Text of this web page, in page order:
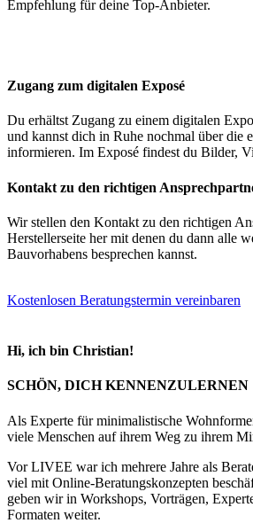
Empfehlung für deine Top-Anbieter.
Zugang zum digitalen Exposé
Du erhältst Zugang zu einem digitalen
und kannst dich in Ruhe nochmal über die
informieren. Im Exposé findest du Bilder,
Kontakt zu den richtigen
Wir stellen den Kontakt zu den richtigen
Herstellerseite her mit denen du dann alle
Bauvorhabens besprechen kannst.
Kostenlosen Beratungstermin vereinbaren
Hi, ich bin Christian!
SCHÖN, DICH KENNENZULERNEN
Als Experte für minimalistische
viele Menschen auf ihrem Weg zu ihrem
Vor LIVEE war ich mehrere Jahre als
viel mit Online-Beratungskonzepten
geben wir in Workshops, Vorträgen,
Formaten weiter.